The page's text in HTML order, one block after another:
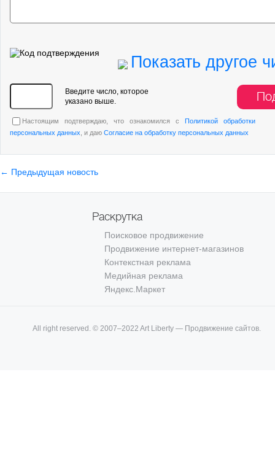
Показать другое
Введите число, которое
указано выше.
Настоящим подтверждаю, что ознакомился с Политикой обработки
персональных данных , и даю Согласие на обработку персональных данных
← Предыдущая новость
Раскрутка
Поисковое продвижение
Продвижение интернет-магазинов
Контекстная реклама
Медийная реклама
Яндекс.Маркет
All right reserved. © 2007–2022 Art Liberty — Продвижение сайтов.